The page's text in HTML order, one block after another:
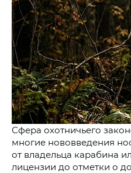
Сфера охотничьего
многие нововведения
от владельца карабина
лицензии до отметки о